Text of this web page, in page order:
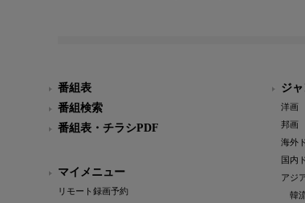
番組表
番組検索
番組表・チラシPDF
マイメニュー
リモート録画予約
ジ
洋画
邦画
海外
国内
アジ
韓